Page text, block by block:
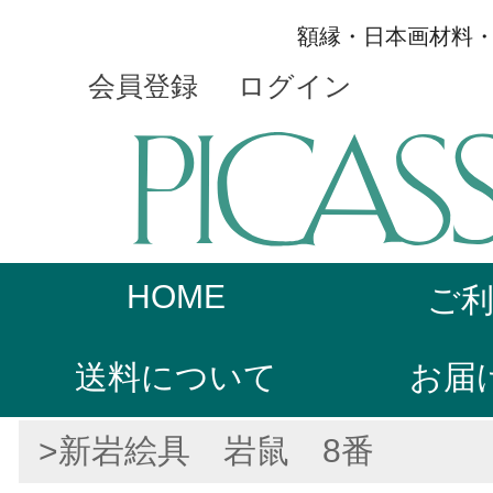
額縁・日本画材料
会員登録 ログイン
HOME ご
送料について お届
>新岩絵具 岩鼠 8番